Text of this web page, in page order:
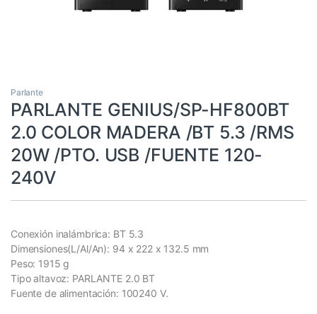
Parlante
PARLANTE GENIUS/SP-HF800BT
2.0 COLOR MADERA /BT 5.3 /RMS
20W /PTO. USB /FUENTE 120-
240V
Conexión inalámbrica: BT 5.3
Dimensiones(L/Al/An): 94 x 222 x 132.5 mm
Peso: 1915 g
Tipo altavoz: PARLANTE 2.0 BT
Fuente de alimentación: 100240 V.